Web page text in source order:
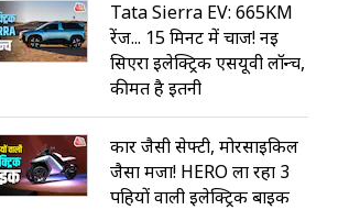
Tata Sierra EV: 665KM
रेंज... 15 मिनट में चार्ज! नई
सिएरा इलेक्ट्रिक एसयूवी लॉन्च,
कीमत है इतनी
कार जैसी सेफ्टी, मोरसाइकिल
जैसा मजा! HERO ला रहा 3
पहियों वाली इलेक्ट्रिक बाइक